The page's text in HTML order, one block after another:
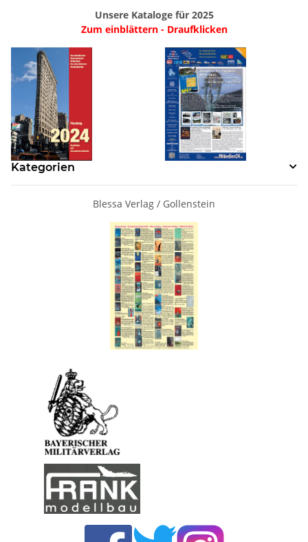
Unsere Kataloge für 2025
Zum einblättern - Draufklicken
Kategorien
Blessa Verlag / Gollenstein